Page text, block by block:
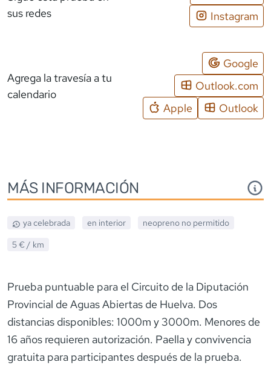
sus redes
Instagram
Agrega la travesía a tu
calendario
Google
Outlook.com
Apple
Outlook
MÁS INFORMACIÓN
ya celebrada en interior neopreno no permitido
5 € / km
Prueba puntuable para el Circuito de la Diputación
Provincial de Aguas Abiertas de Huelva. Dos
distancias disponibles: 1000m y 3000m. Menores de
16 años requieren autorización. Paella y convivencia
gratuita para participantes después de la prueba.